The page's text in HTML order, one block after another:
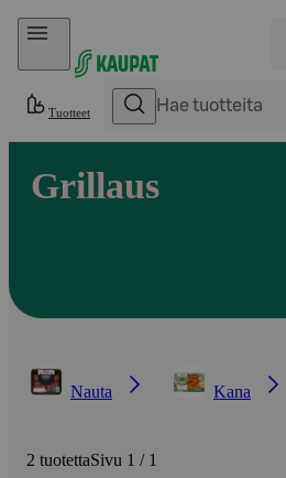
Hyppää sisältöön
Tuotteet
Grillaus
Nauta Kana
2 tuotettaSivu 1 / 1